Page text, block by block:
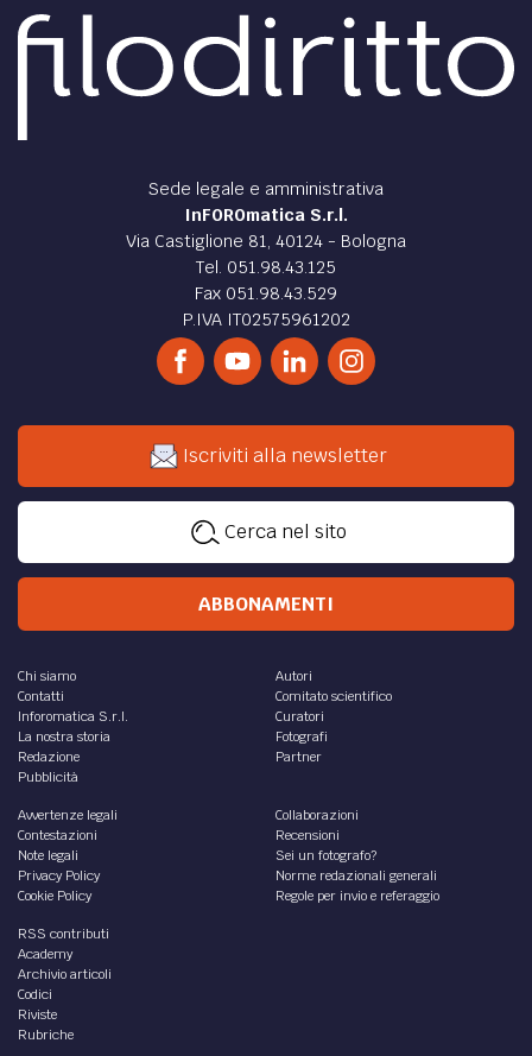
Sede legale e amministrativa
InFOROmatica S.r.l.
Via Castiglione 81, 40124 - Bologna
Tel. 051.98.43.125
Fax 051.98.43.529
P.IVA IT02575961202
Iscriviti alla newsletter
Cerca nel sito
ABBONAMENTI
Chi siamo
Contatti
Inforomatica S.r.l.
La nostra storia
Redazione
Pubblicità
Autori
Comitato scientifico
Curatori
Fotografi
Partner
Avvertenze legali
Contestazioni
Note legali
Privacy Policy
Cookie Policy
Collaborazioni
Recensioni
Sei un fotografo?
Norme redazionali generali
Regole per invio e referaggio
RSS contributi
Academy
Archivio articoli
Codici
Riviste
Rubriche